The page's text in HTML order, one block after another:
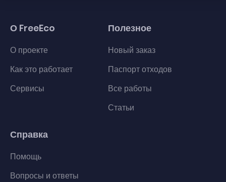
О FreeEco
О проекте
Как это работает
Сервисы
Полезное
Новый заказ
Паспорт отходов
Все работы
Статьи
Справка
Помощь
Вопросы и ответы